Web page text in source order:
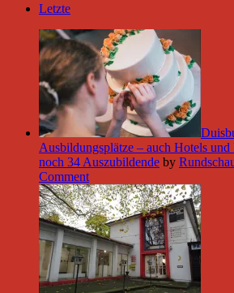
Letzte
Ausbildungsplätze – auch Hotels und
noch 34 Auszubildende by
Comment